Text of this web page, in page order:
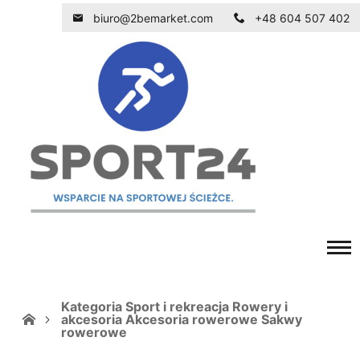
biuro@2bemarket.com +48 604 507 402
Kategoria Sport i rekreacja Rowery i
akcesoria Akcesoria rowerowe Sakwy
rowerowe